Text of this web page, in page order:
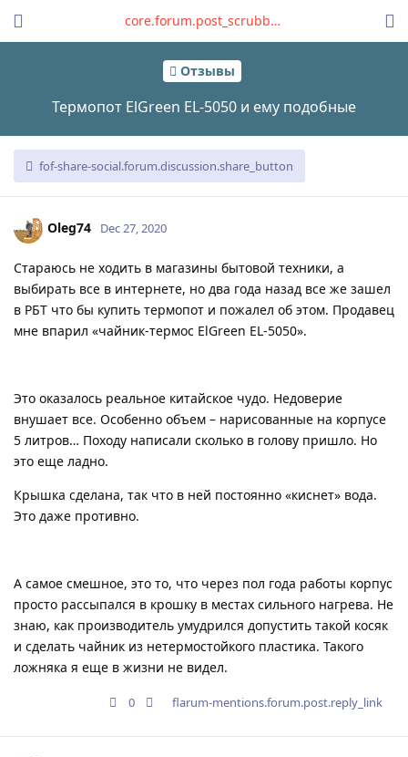
Отзывы
Термопот ElGreen EL-5050 и ему подобные
fof-share-social.forum.discussion.share_button
core.forum.post_scrubber.viewing_text
Oleg74 Dec 27, 2020
Стараюсь не ходить в магазины бытовой техники, а
выбирать все в интернете, но два года назад все же зашел
в РБТ что бы купить термопот и пожалел об этом. Продавец
мне впарил «чайник-термос ElGreen EL-5050».
Это оказалось реальное китайское чудо. Недоверие
внушает все. Особенно объем – нарисованные на корпусе
5 литров… Походу написали сколько в голову пришло. Но
это еще ладно.
Крышка сделана, так что в ней постоянно «киснет» вода.
Это даже противно.
А самое смешное, это то, что через пол года работы корпус
просто рассыпался в крошку в местах сильного нагрева. Не
знаю, как производитель умудрился допустить такой косяк
и сделать чайник из нетермостойкого пластика. Такого
ложняка я еще в жизни не видел.
0 flarum-mentions.forum.post.reply_link